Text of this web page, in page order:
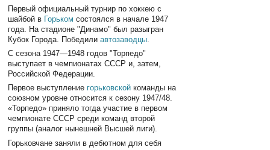
Первый официальный турнир по хоккею с
шайбой в Горьком состоялся в начале 1947
года. На стадионе "Динамо" был разыгран
Кубок Города. Победилиавтозаводцы
С сезона 1947—1948 годов "Торпедо"
выступает в чемпионатах СССР и, затем,
Российской Федерации.
Первое выступление горьковской команды на
союзном уровне относится к сезону 1947/48.
«Торпедо» приняло тогда участие в первом
чемпионате СССР среди команд второй
группы (аналог нынешней Высшей лиги).
Горьковчане заняли в дебютном для себя